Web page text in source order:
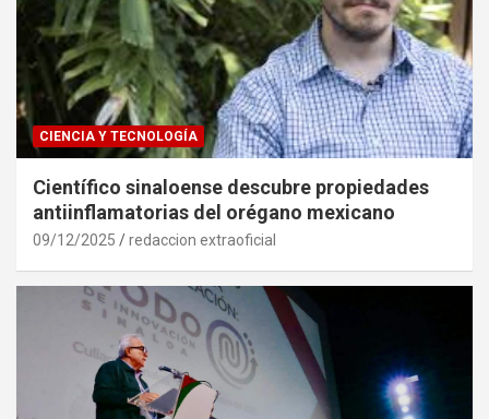
CIENCIA Y TECNOLOGÍA
Científico sinaloense descubre propiedades
antiinflamatorias del orégano mexicano
09/12/2025 redaccion extraoficial